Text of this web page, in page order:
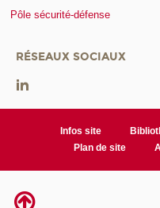
Pôle sécurité-défense
RÉSEAUX SOCIAUX
Infos site
Plan de site